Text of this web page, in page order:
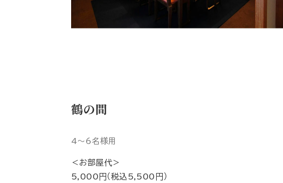
鶴の間
4～6名様用
＜お部屋代＞
5,000円（税込5,500円）